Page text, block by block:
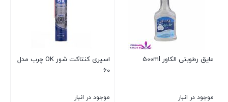
عایق رطوبتی الکاور 500ml
موجود در انبار
اسپری کنتاکت شور OK چرب مدل
60
موجود در انبار